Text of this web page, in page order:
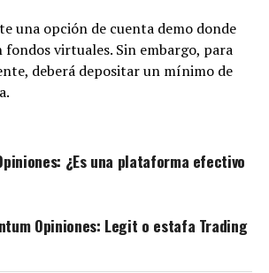
una opción de cuenta demo donde
fondos virtuales. Sin embargo, para
deberá depositar un mínimo de
¿Es una plataforma efectivo
Opiniones: Legit o estafa Trading